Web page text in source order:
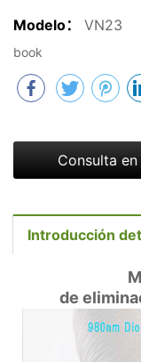
Modelo： VN23
book
Consulta en
Introducción
de